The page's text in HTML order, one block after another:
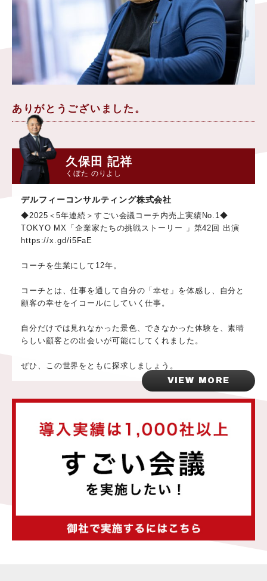
ありがとうございました。
久保田 記祥
くぼた のりよし
デルフィーコンサルティング株式会社
◆2025＜5年連続＞すごい会議コーチ内売上実績No.1◆
TOKYO MX「企業家たちの挑戦ストーリー 」第42回 出演
https://x.gd/i5FaE
コーチを生業にして12年。
コーチとは、仕事を通して自分の「幸せ」を体感し、自分と
顧客の幸せをイコールにしていく仕事。
自分だけでは見れなかった景色、できなかった体験を、素晴
らしい顧客との出会いが可能にしてくれました。
ぜひ、この世界をともに探求しましょう。
VIEW MORE